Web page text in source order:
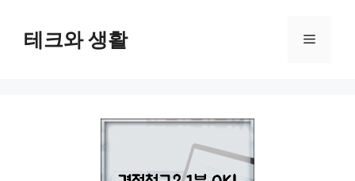
테크와 생활 메